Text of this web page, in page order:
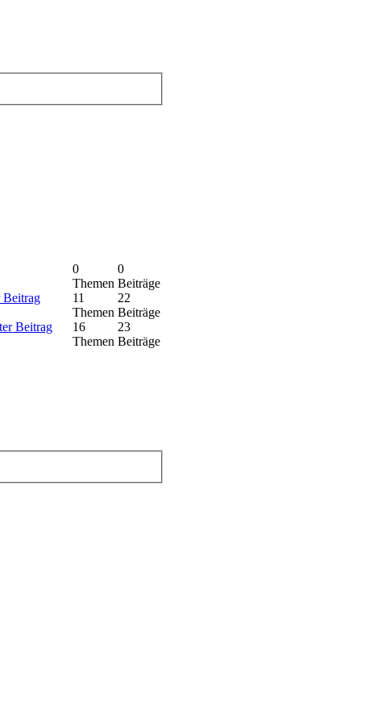
0
Themen
0
Beiträge
11
Themen
22
Beiträge
16
Themen
23
Beiträge